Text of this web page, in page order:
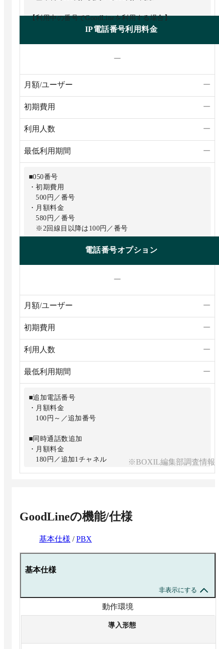
【利用中の番号でGoodLineを利用する場合】
基本料5,000円＋1,000円／内線
IP電話番号利用料金
ー
月額/ユーザー ー
初期費用 ー
利用人数 ー
最低利用期間 ー
■050番号
・初期費用
500円／番号
・月額料金
580円／番号
※2回線目以降は100円／番号
■06番号
要問い合わせ
・月額料金
要問い合わせ
■0120番号
・初期費用
1,000円／番号
・月額料金
1,380円／番号
※2回線目以降は1,100円／番号
■0800番号
・初期費用
・月額料金
電話番号オプション
ー
月額/ユーザー ー
初期費用 ー
利用人数 ー
最低利用期間 ー
■追加電話番号
・月額料金
100円～／追加番号
■同時通話数追加
・月額料金
180円／追加1チャネル
※BOXIL編集部調査情報
GoodLineの機能/仕様
基本仕様 /PBX
基本仕様
非表示にする
動作環境
導入形態